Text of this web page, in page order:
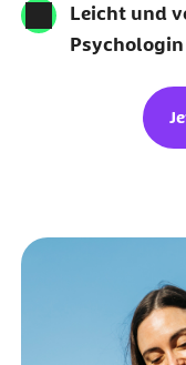
Leicht und
Psychologin